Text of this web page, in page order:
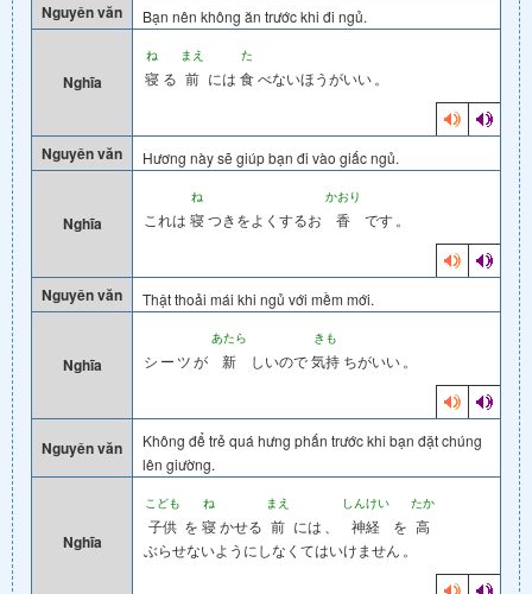
Nguyên văn Bạn nên không ăn trước khi đi ngủ.
Nghĩa
ね
寝 る
まえ
前 には
た
食べないほうがいい 。
Nguyên văn Hương này sẽ giúp bạn đi vào giấc ngủ.
Nghĩa これは
ね
寝つきをよくするお
かおり
香 です 。
Nguyên văn Thật thoải mái khi ngủ với mềm mới.
Nghĩa シ ー ツが
あたら
新 しいので
きも
気持 ちがいい 。
Nguyên văn
Không để trẻ quá hưng phấn trước khi bạn đặt chúng
lên giường.
Nghĩa
こども
子供 を
ね
寝かせる
まえ
前 には
しんけい
神経 を
たか
高
ぶらせないようにしなくてはいけません 。